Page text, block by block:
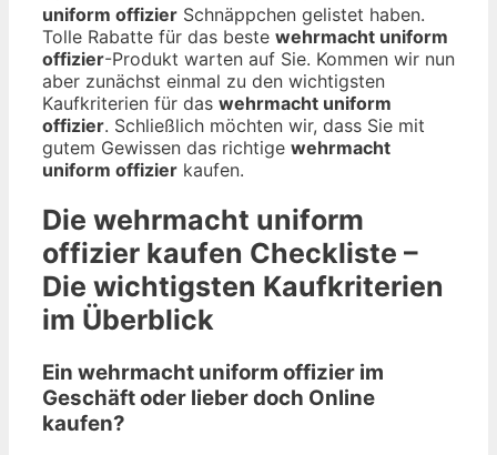
uniform offizier Schnäppchen gelistet haben.
Tolle Rabatte für das beste wehrmacht uniform
offizier-Produkt warten auf Sie. Kommen wir nun
aber zunächst einmal zu den wichtigsten
Kaufkriterien für das wehrmacht uniform
offizier. Schließlich möchten wir, dass Sie mit
gutem Gewissen das richtige wehrmacht
uniform offizier kaufen.
Die wehrmacht uniform
offizier kaufen Checkliste –
Die wichtigsten Kaufkriterien
im Überblick
Ein wehrmacht uniform offizier im
Geschäft oder lieber doch Online
kaufen?